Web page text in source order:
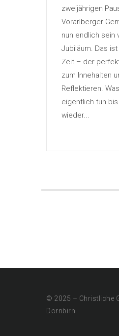
zweijährigen
Vorarlberger
nun endlich sein
Jubiläum. Das
Zeit – der
zum Innehalten
Reflektieren.
eigentlich tun
wieder...
© 2025 – Christliche
Dornbirn